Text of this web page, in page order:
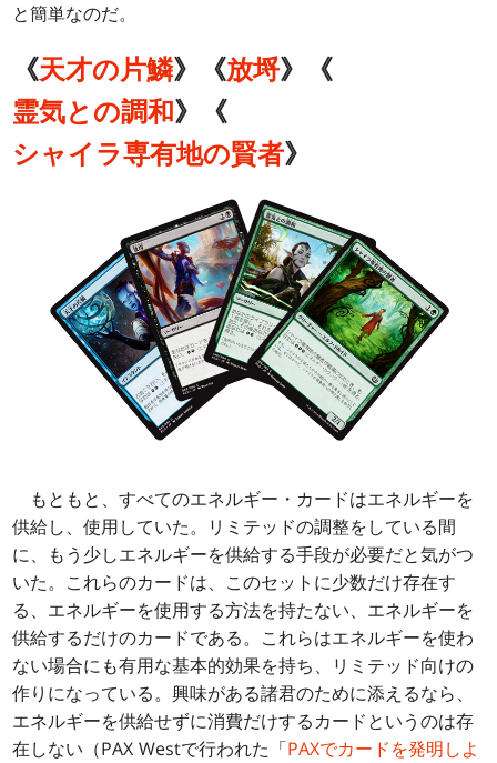
と簡単なのだ。
《天才の片鱗》《放埒》《
霊気との調和 》《
シャイラ専有地の賢者》
もともと、すべてのエネルギー・カードはエネルギーを
供給し、使用していた。リミテッドの調整をしている間
に、もう少しエネルギーを供給する手段が必要だと気がつ
いた。これらのカードは、このセットに少数だけ存在す
る、エネルギーを使用する方法を持たない、エネルギーを
供給するだけのカードである。これらはエネルギーを使わ
ない場合にも有用な基本的効果を持ち、リミテッド向けの
作りになっている。興味がある諸君のために添えるなら、
エネルギーを供給せずに消費だけするカードというのは存
在しない（PAX Westで行われた「PAXでカードを発明しよ